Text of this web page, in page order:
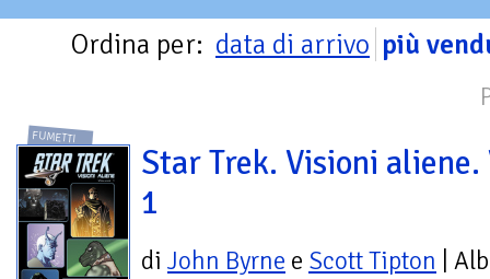
Ordina per: data di arrivo più
FUMETTI
Star Trek. Visioni aliene.
1
di John Byrne e Scott Tipton |